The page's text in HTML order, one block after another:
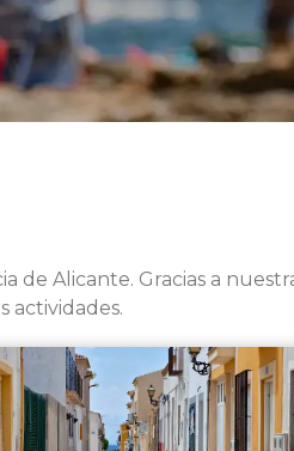
de Alicante. Gracias a
actividades.